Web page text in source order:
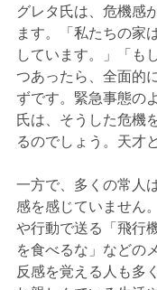
グレタ氏は、危機感
ます。「私たちの家
しています。」「も
つあったら、全面的
ずです。緊急事態の
氏は、そうした危機
るのでしょう。天才
一方で、多くの常人
感を感じていません
や行動で送る「飛行
を食べるな」などの
反感を覚える人も多